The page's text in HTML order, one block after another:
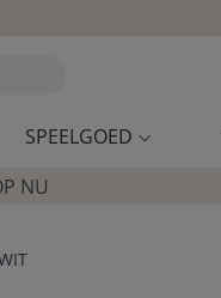
SPEELGOED
NU